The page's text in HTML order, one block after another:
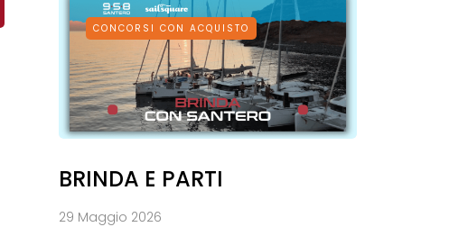
CONCORSI CON ACQUISTO
BRINDA E PARTI
29 Maggio 2026